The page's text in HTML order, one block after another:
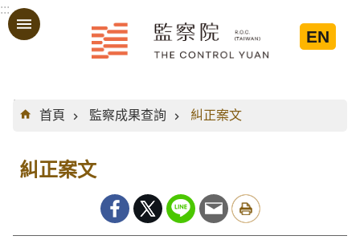
跳到主要內容區塊
:::
EN
:::
首頁
監察成果查詢 糾正案文
糾正案文